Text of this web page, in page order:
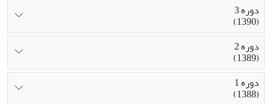
دوره 3
(1390)
دوره 2
(1389)
دوره 1
(1388)